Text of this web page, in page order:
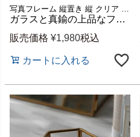
ガラスと真鍮の上品なフォトフレーム 2L判対応 約W15.5×D1×H20.5cm [67051]
販売価格 ¥1,980税込
カートに入れる